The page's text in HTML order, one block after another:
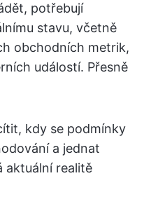
potřebují
stavu, včetně
obchodních metrik,
událostí. Přesně
kdy se podmínky
a jednat
aktuální realitě